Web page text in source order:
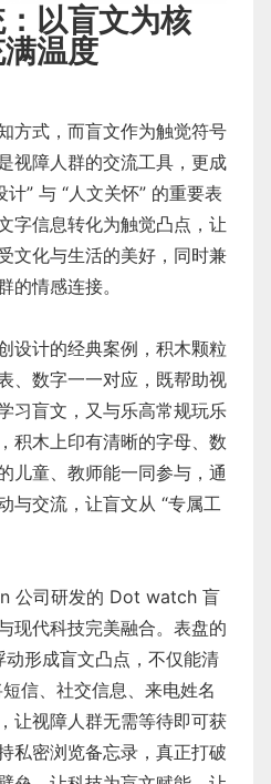
以盲文为核
温度
方式，而盲文作为触觉符号
视障人群的交流工具，更成
” 与 “人文关怀” 的重要表
字信息转化为触觉凸点，让
文化与生活的美好，同时兼
的情感连接。
设计的经典案例，积木颗粒
、数字一一对应，既帮助视
习盲文，又与乐高常规玩乐
积木上印有清晰的字母、数
儿童、教师能一同参与，通
与交流，让盲文从 “专属工
公司研发的 Dot watch 盲
现代科技完美融合。表盘的
形成盲文凸点，不仅能清
信、社交信息、来电姓名
让视障人群无需等待即可获
私密浏览备忘录，真正打破